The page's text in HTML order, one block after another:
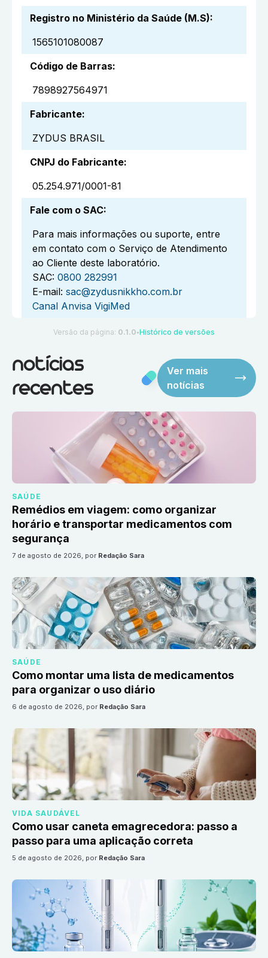
Registro no Ministério da Saúde (M.S):
1565101080087
Código de Barras:
7898927564971
Fabricante:
ZYDUS BRASIL
CNPJ do Fabricante:
05.254.971/0001-81
Fale com o SAC:
Para mais informações ou suporte, entre
em contato com o Serviço de Atendimento
ao Cliente deste laboratório.
SAC: 0800 282991
E-mail: sac@zydusnikkho.com.br
Canal Anvisa VigiMed
Versão da página: 0.1.0 ●Histórico de versões
notícias
recentes
Ver mais
notícias
SAÚDE
Remédios em viagem: como organizar
horário e transportar medicamentos com
segurança
7 de agosto de 2026, por Redação Sara
SAÚDE
Como montar uma lista de medicamentos
para organizar o uso diário
6 de agosto de 2026, por Redação Sara
VIDA SAUDÁVEL
Como usar caneta emagrecedora: passo a
passo para uma aplicação correta
5 de agosto de 2026, por Redação Sara